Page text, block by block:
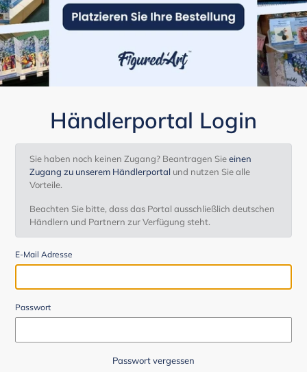
Händlerportal Login
Sie haben noch keinen Zugang? Beantragen Sieeinen
Zugang zu unserem Händlerportal und nutzen Sie alle
Vorteile.
Beachten Sie bitte, dass das Portal ausschließlich deutschen
Händlern und Partnern zur Verfügung steht.
E-Mail Adresse
Passwort
Passwort vergessen